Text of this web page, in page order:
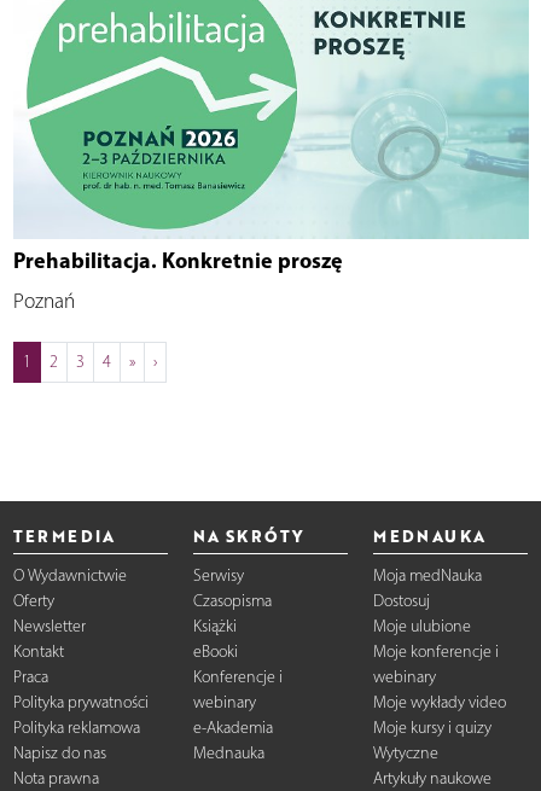
Prehabilitacja. Konkretnie proszę
Poznań
1 2 3 4 » ›
TERMEDIA
O Wydawnictwie
Oferty
Newsletter
Kontakt
Praca
Polityka prywatności
Polityka reklamowa
Napisz do nas
Nota prawna
NA SKRÓTY
Serwisy
Czasopisma
Książki
eBooki
Konferencje i
webinary
e-Akademia
Mednauka
MEDNAUKA
Moja medNauka
Dostosuj
Moje ulubione
Moje konferencje i
webinary
Moje wykłady video
Moje kursy i quizy
Wytyczne
Artykuły naukowe